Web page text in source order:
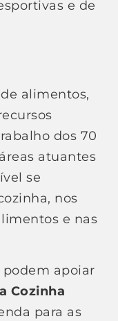
e de
alimentos,
dos 70
atuantes
se
nos
e nas
podem apoiar
Cozinha
para as